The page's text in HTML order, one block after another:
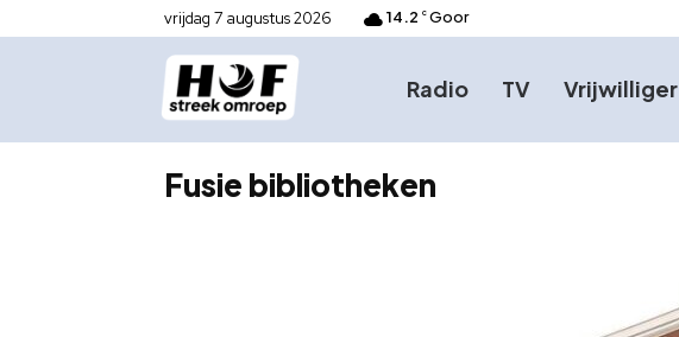
vrijdag 7 augustus 2026 14.2 C Goor
Radio TV Vrijwilliger
Fusie bibliotheken